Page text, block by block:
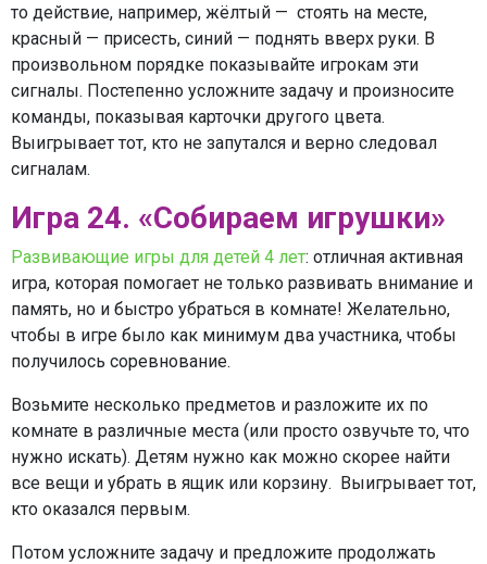
то действие, например, жёлтый — стоять на месте,
красный — присесть, синий — поднять вверх руки. В
произвольном порядке показывайте игрокам эти
сигналы. Постепенно усложните задачу и произносите
команды, показывая карточки другого цвета.
Выигрывает тот, кто не запутался и верно следовал
сигналам.
Игра 24. «Собираем игрушки»
Развивающие игры для детей 4 лет: отличная активная
игра, которая помогает не только развивать внимание и
память, но и быстро убраться в комнате! Желательно,
чтобы в игре было как минимум два участника, чтобы
получилось соревнование.
Возьмите несколько предметов и разложите их по
комнате в различные места (или просто озвучьте то, что
нужно искать). Детям нужно как можно скорее найти
все вещи и убрать в ящик или корзину. Выигрывает тот,
кто оказался первым.
Потом усложните задачу и предложите продолжать